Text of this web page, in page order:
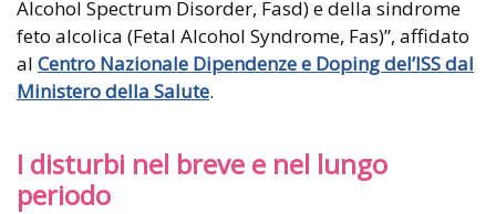
Alcohol Spectrum Disorder, Fasd) e della sindrome
feto alcolica (Fetal Alcohol Syndrome, Fas)”, affidato
al Centro Nazionale Dipendenze e Doping del’ISS dal
Ministero della Salute.
I disturbi nel breve e nel lungo
periodo